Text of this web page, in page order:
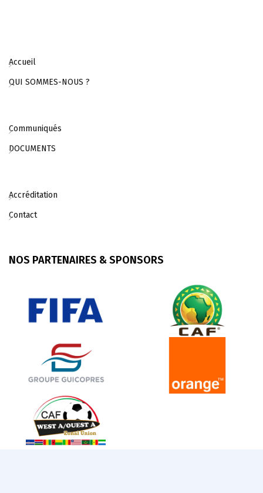
Accueil
QUI SOMMES-NOUS ?
Communiqués
DOCUMENTS
Accréditation
Contact
NOS PARTENAIRES & SPONSORS